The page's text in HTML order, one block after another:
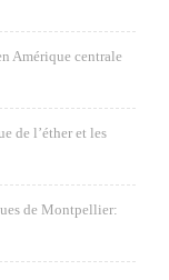
Amérique centrale
de l’éther et les
de Montpellier: